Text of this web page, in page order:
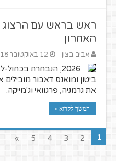
ראש בראש עם
האחרון
אביב בצון 12 באוקטובר 2018
2026, הנבחרת
ביטון ומואנס דאבור
את גרמניה, פרגוואי וג'מייקה.
המשך לקרוא »
1
2
3
4
5
»